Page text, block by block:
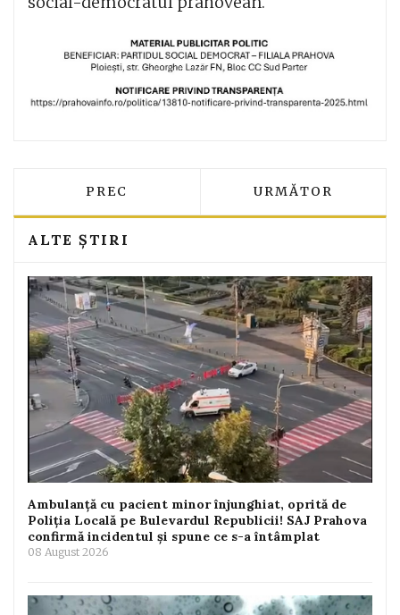
ARTICOL PRECEDENT: TÂRGUL DE
PREC ARTICOLUL
URMĂTOR
ALTE ȘTIRI
Ambulanță cu pacient minor înjunghiat, oprită de
Poliția Locală pe Bulevardul Republicii! SAJ Prahova
confirmă incidentul și spune ce s-a întâmplat
08 August 2026